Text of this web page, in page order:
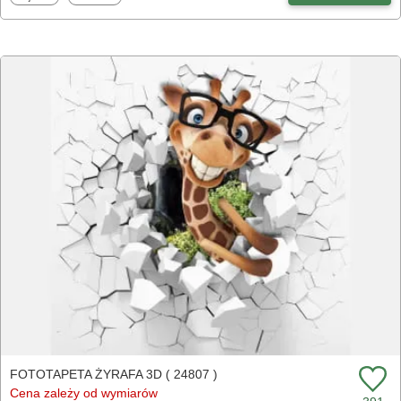
FOTOTAPETA ŻYRAFA 3D ( 24807 )
Cena zależy od wymiarów